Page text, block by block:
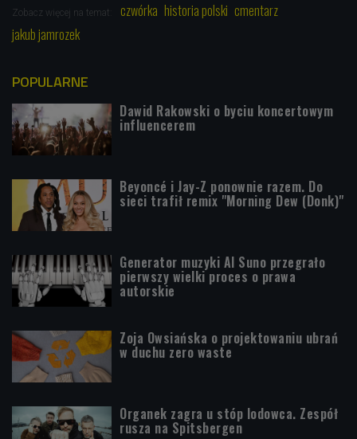
Zobacz więcej na temat: czwórka historia polski cmentarz
jakub jamrozek
POPULARNE
Dawid Rakowski o byciu koncertowym
influencerem
Beyoncé i Jay-Z ponownie razem. Do
sieci trafił remix "Morning Dew (Donk)"
Generator muzyki AI Suno przegrało
pierwszy wielki proces o prawa
autorskie
Zoja Owsiańska o projektowaniu ubrań
w duchu zero waste
Organek zagra u stóp lodowca. Zespół
rusza na Spitsbergen